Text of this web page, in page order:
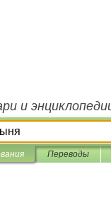
и
Переводы